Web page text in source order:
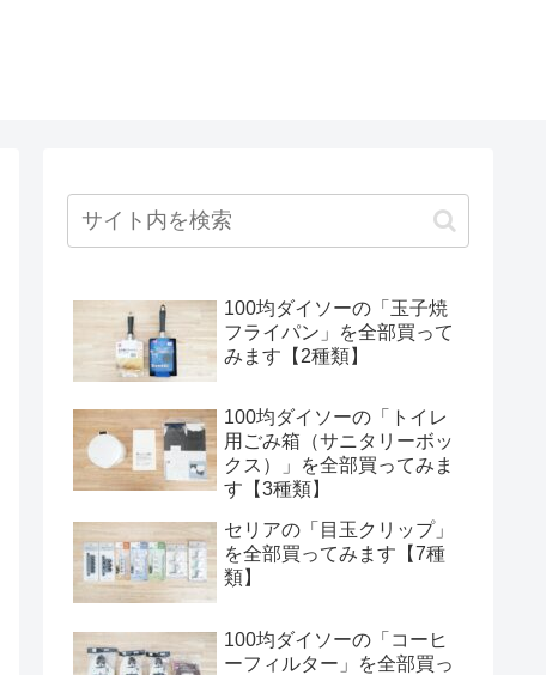
100均ダイソーの「玉子焼
フライパン」を全部買って
みます【2種類】
100均ダイソーの「トイレ
用ごみ箱（サニタリーボッ
クス）」を全部買ってみま
す【3種類】
セリアの「目玉クリップ」
を全部買ってみます【7種
類】
100均ダイソーの「コーヒ
ーフィルター」を全部買っ